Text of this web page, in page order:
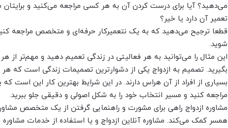
می‌دهید؟ آیا برای درست کردن آن به هر کسی مراجعه می‌کنید و
تعمیر آن دارد یا خیر؟
قطعا ترجیح می‌دهید که به یک نتعمیرکار حرفه‌ای و متخصص مراجعه
شوید.
این مثال را می‌توانید به هر فعالیتی در زندگی تعمیم دهید و مهم‌تر از هر
بگیرید. تصمیم به ازدواج یکی از دشوارترین تصمیمات زندگی است که هر
بسیاری از افراد از آن هراس دارند. در این شرایط بهترین کار این
مراجعه کنید و مسیر انتخاب خود را به شکل اصولی و دقیقی جلو ببرید.
مشاوره ازدواج راهی برای مشورت و راهنمایی گرفتن از یک متخصص
همسر کمک می‌کند. مشاوره آنلاین ازدواج و یا استفاده از خدمات مشاوره